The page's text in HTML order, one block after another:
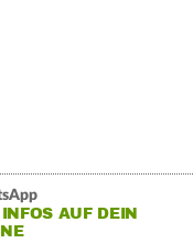
AUF DEIN